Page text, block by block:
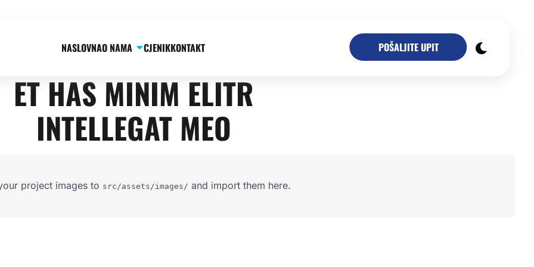
NASLOVNAO NAMA CJENIKKONTAKT
POŠALJITE UPIT
ET HAS MINIM ELITR
INTELLEGAT MEO
project images to src/assets/images/ and import them here.